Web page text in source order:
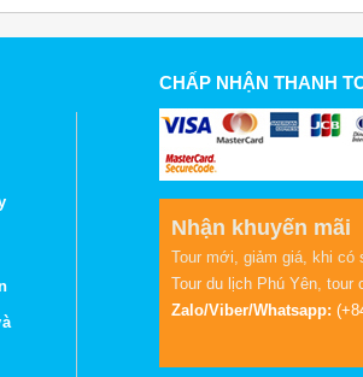
CHẤP NHẬN THANH
Nhận khuyến mãi
Tour mới, giảm giá, khi có
Tour du lịch Phú Yên tour
Zalo/Viber/Whatsapp: